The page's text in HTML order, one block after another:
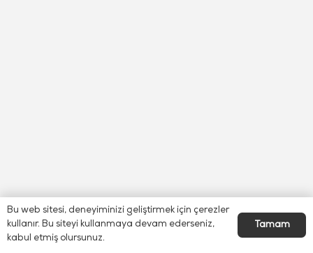
Bu web sitesi, deneyiminizi geliştirmek için çerezler
kullanır. Bu siteyi kullanmaya devam ederseniz,
kabul etmiş olursunuz.
Tamam